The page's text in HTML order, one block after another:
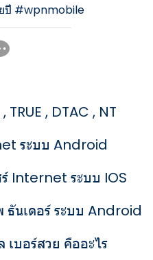
ปี #wpnmobile
, DTAC , NT
ระบบ Android
Internet ระบบ IOS
ธันเดอร์ ระบบ Android
เบอร์สวย คืออะไร